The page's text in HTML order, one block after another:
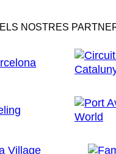
ELS NOSTRES